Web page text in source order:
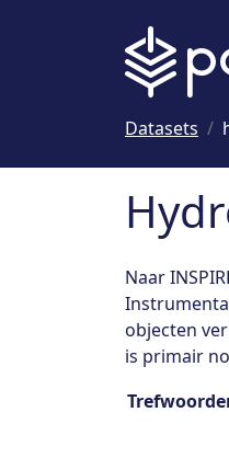
Datasets
Naar
objecten
is primair
Dataset